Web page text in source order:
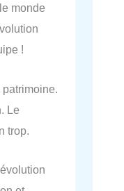
monde
!
Le
trop.